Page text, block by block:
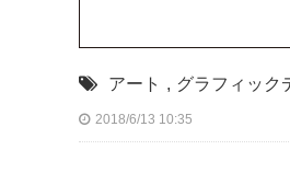
アート , グラフィック
2018/6/13 10:35